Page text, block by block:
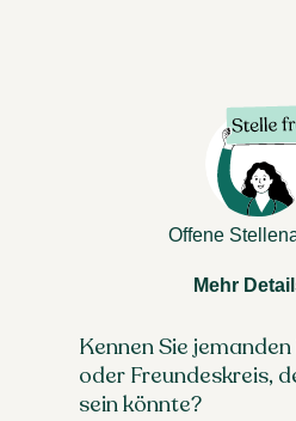
Offene
Mehr
Kennen Sie
oder Freundeskreis,
sein könnte?